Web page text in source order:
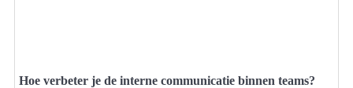
Hoe verbeter je de interne communicatie binnen teams?